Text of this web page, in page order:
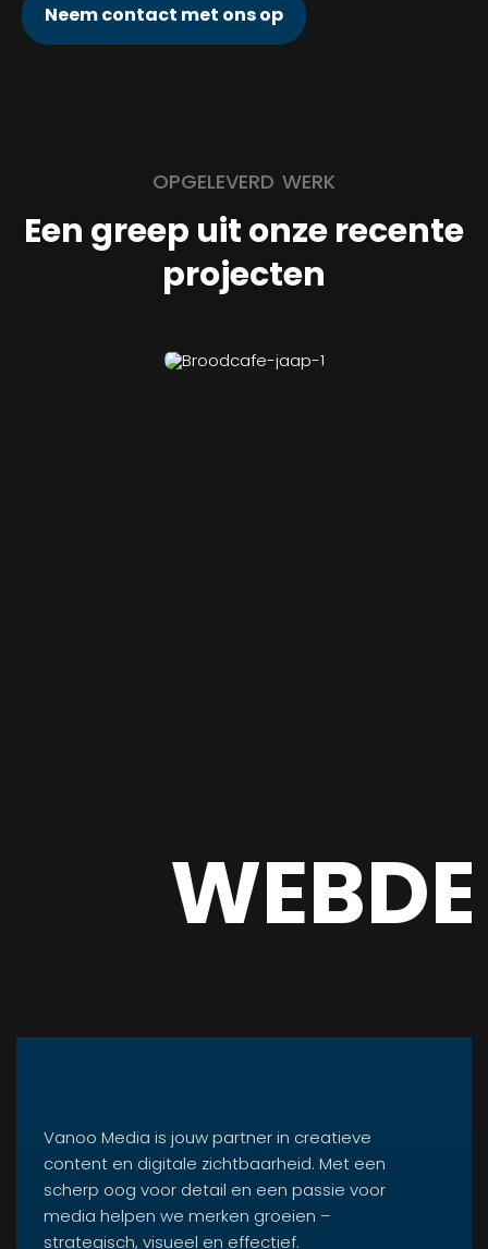
Neem contact met ons op
OPGELEVERD WERK
Een greep uit onze recente
projecten
Vanoo Media is jouw partner in creatieve
content en digitale zichtbaarheid. Met een
scherp oog voor detail en een passie voor
media helpen we merken groeien –
strategisch, visueel en effectief.